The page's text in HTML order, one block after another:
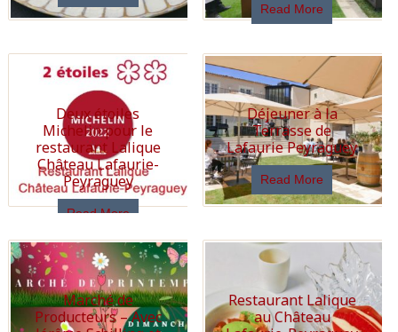
Read More
Deux étoiles
Michelin pour le
restaurant Lalique
Château Lafaurie-
Peyraguey
Read More
Déjeuner à la
Terrasse de
Lafaurie Peyraguey
Read More
Marché de
Producteurs – Avec
Restaurant Lalique
au Château